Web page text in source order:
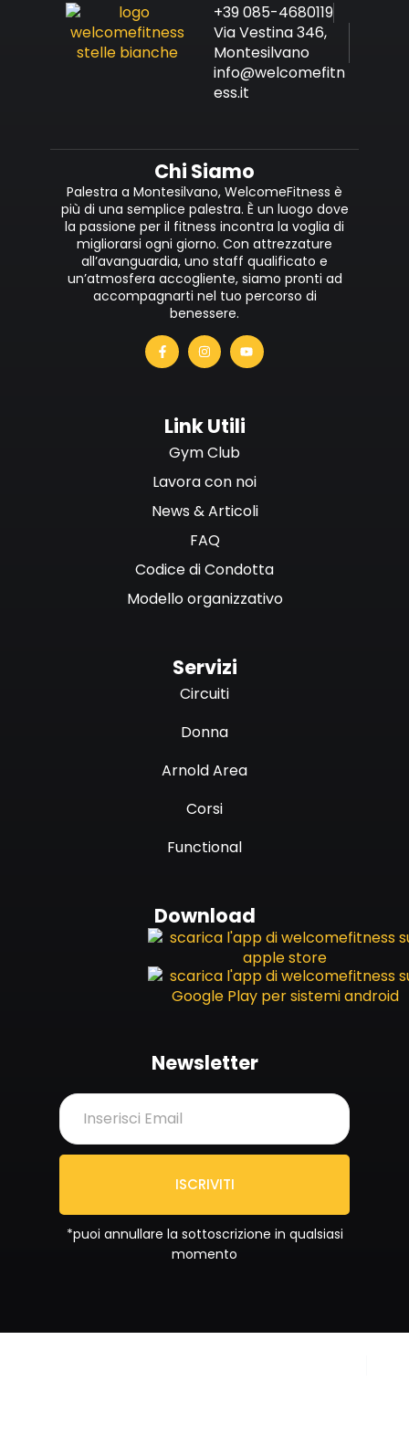
+39 085-4680119
Via Vestina 346,
Montesilvano
info@welcomefitn
ess.it
Chi Siamo
Palestra a Montesilvano, WelcomeFitness è
più di una semplice palestra. È un luogo dove
la passione per il fitness incontra la voglia di
migliorarsi ogni giorno. Con attrezzature
all’avanguardia, uno staff qualificato e
un’atmosfera accogliente, siamo pronti ad
accompagnarti nel tuo percorso di
benessere.
Link Utili
Gym Club
Lavora con noi
News & Articoli
FAQ
Codice di Condotta
Modello organizzativo
Servizi
Circuiti
Donna
Arnold Area
Corsi
Functional
Download
Newsletter
ISCRIVITI
*puoi annullare la sottoscrizione in qualsiasi
momento